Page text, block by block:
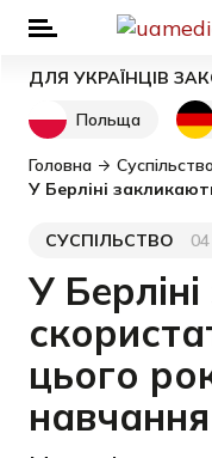
ДЛЯ УКРАЇНЦІВ
Польща
Головна
Суспільство
Категорія
СУСПІЛЬСТВО
Дата публікації
У
цього
навчання